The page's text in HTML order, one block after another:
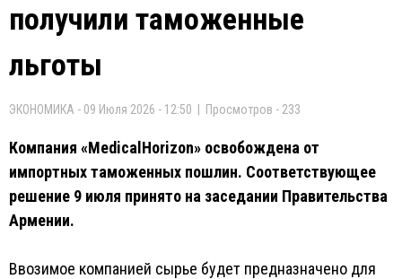
получили таможенные
льготы
ЭКОНОМИКА - 09 Июля 2026 - 12:50 | Просмотров - 233
Компания «MedicalHorizon» освобождена от
импортных таможенных пошлин. Соответствующее
решение 9 июля принято на заседании Правительства
Армении.
Ввозимое компанией сырье будет предназначено для